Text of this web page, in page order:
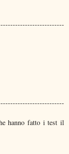
hanno fatto i test il